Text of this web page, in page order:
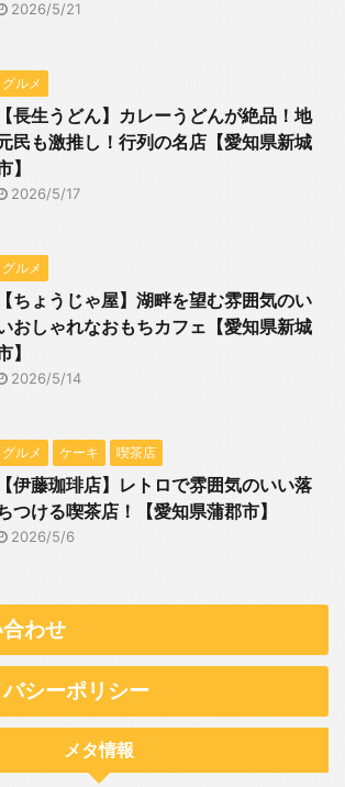
2026/5/21
グルメ
【長生うどん】カレーうどんが絶品！地
民も激推し！行列の名店【愛知県新城
】
2026/5/17
グルメ
【ちょうじゃ屋】湖畔を望む雰囲気のい
おしゃれなおもちカフェ【愛知県新城
】
2026/5/14
グルメ ケーキ 喫茶店
【伊藤珈琲店】レトロで雰囲気のいい落
つける喫茶店！【愛知県蒲郡市】
2026/5/6
わせ
シーポリシー
メタ情報